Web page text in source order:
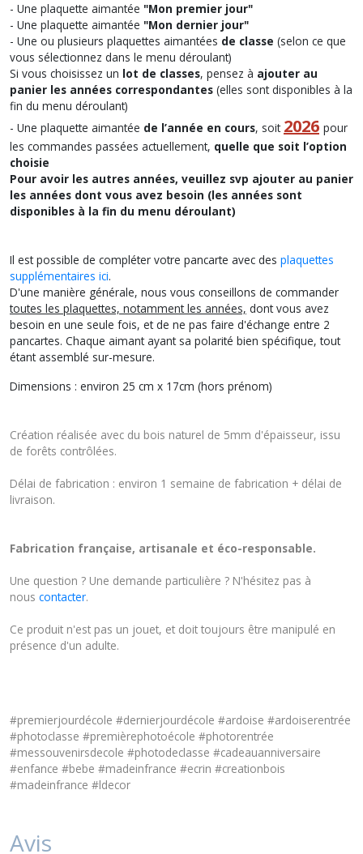
- Une plaquette aimantée "Mon premier jour"
- Une plaquette aimantée "Mon dernier jour"
- Une ou plusieurs plaquettes aimantées de classe (selon ce que
vous sélectionnez dans le menu déroulant)
Si vous choisissez un lot de classes, pensez à ajouter au
panier les années correspondantes (elles sont disponibles à la
fin du menu déroulant)
- Une plaquette aimantée de l’année en cours, soit 2026 pour
les commandes passées actuellement, quelle que soit l’option
choisie
Pour avoir les autres années, veuillez svp ajouter au panier
les années dont vous avez besoin (les années sont
disponibles à la fin du menu déroulant)
Il est possible de compléter votre pancarte avec des plaquettes
supplémentaires ici.
D'une manière générale, nous vous conseillons de commander
toutes les plaquettes, notamment les années, dont vous avez
besoin en une seule fois, et de ne pas faire d'échange entre 2
pancartes. Chaque aimant ayant sa polarité bien spécifique, tout
étant assemblé sur-mesure.
Dimensions : environ 25 cm x 17cm (hors prénom)
Création réalisée avec du bois naturel de 5mm d'épaisseur, issu
de forêts contrôlées.
Délai de fabrication : environ 1 semaine de fabrication + délai de
livraison.
Fabrication française, artisanale et éco-responsable.
Une question ? Une demande particulière ? N'hésitez pas à
nous contacter.
Ce produit n'est pas un jouet, et doit toujours être manipulé en
présence d'un adulte.
#premierjourdécole #dernierjourdécole #ardoise #ardoiserentrée
#photoclasse #premièrephotoécole #photorentrée
#messouvenirsdecole #photodeclasse #cadeauanniversaire
#enfance #bebe #madeinfrance #ecrin #creationbois
#madeinfrance #ldecor
Avis